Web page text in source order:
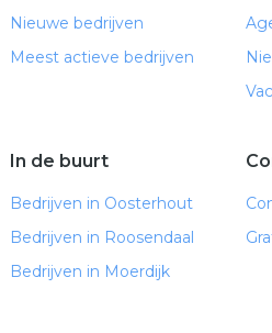
Nieuwe bedrijven
Meest actieve bedrijven
In de buurt
Bedrijven in Oosterhout
Bedrijven in Roosendaal
Bedrijven in Moerdijk